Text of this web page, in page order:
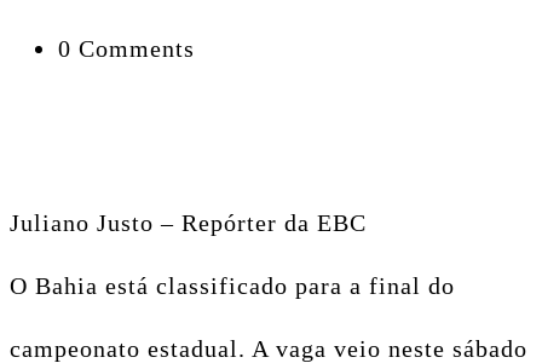
0 Comments
Juliano Justo – Repórter da EBC
O Bahia está classificado para a final do
campeonato estadual. A vaga veio neste sábado